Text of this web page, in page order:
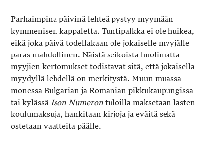
Parhaimpina päivinä lehteä pystyy myymään
kymmenisen kappaletta. Tuntipalkka ei ole huikea,
eikä joka päivä todellakaan ole jokaiselle myyjälle
paras mahdollinen. Näistä seikoista huolimatta
myyjien kertomukset todistavat sitä, että jokaisella
myydyllä lehdellä on merkitystä. Muun muassa
monessa Bulgarian ja Romanian pikkukaupungissa
tai kylässä Ison Numeron tuloilla maksetaan lasten
koulumaksuja, hankitaan kirjoja ja eväitä sekä
ostetaan vaatteita päälle.